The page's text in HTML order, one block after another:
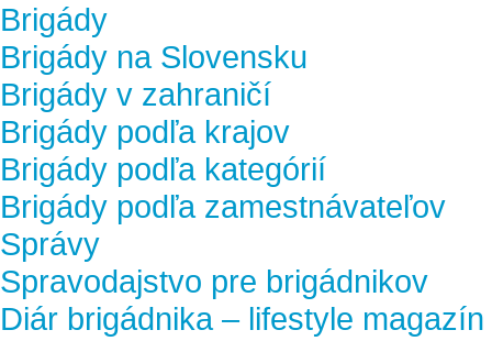
Brigády
Brigády na Slovensku
Brigády v zahraničí
Brigády podľa krajov
Brigády podľa kategórií
Brigády podľa zamestnávateľov
Správy
Spravodajstvo pre brigádnikov
Diár brigádnika – lifestyle magazín